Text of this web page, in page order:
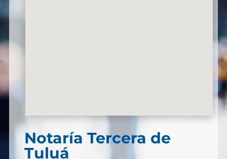
Notaría Tercera de
Tuluá